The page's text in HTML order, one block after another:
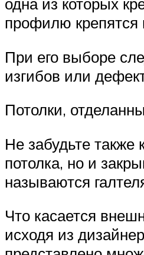
профилю
При его выборе
изгибов или
Потолки,
Не забудьте также
потолка, но и
называются
Что касается
исходя из